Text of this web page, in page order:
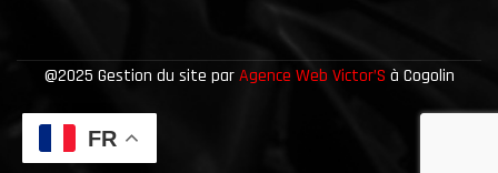
@2025 Gestion du site parAgence Web Victor’S à Cogolin
FR